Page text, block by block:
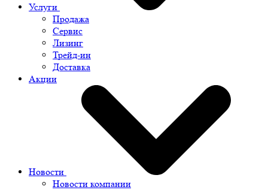
Услуги
Продажа
Сервис
Лизинг
Трейд-ин
Доставка
Акции
Новости
Новости компании